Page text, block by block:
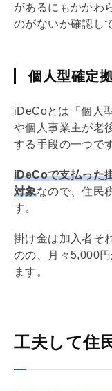
があるにもかかわ
のがないか確認し
個人型確定
iDeCoとは「個人
や個人事業主が老
する手段の一つで
iDeCoで支払った
対象なので、住民
す。
掛け金は加入者そ
のの、月々5,000
ます。
工夫して住